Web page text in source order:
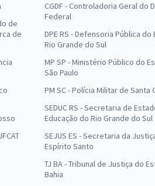
de
de
CGDF - Controladoria Geral do
Federal
DPE RS - Defensoria Pública do
Rio Grande do Sul
MP SP - Ministério Público do
São Paulo
PM SC - Polícia Militar de Santa
SEDUC RS - Secretaria de
Educação do Rio Grande do Sul
SEJUS ES - Secretaria da
Espírito Santo
TJ BA - Tribunal de Justiça do
Bahia